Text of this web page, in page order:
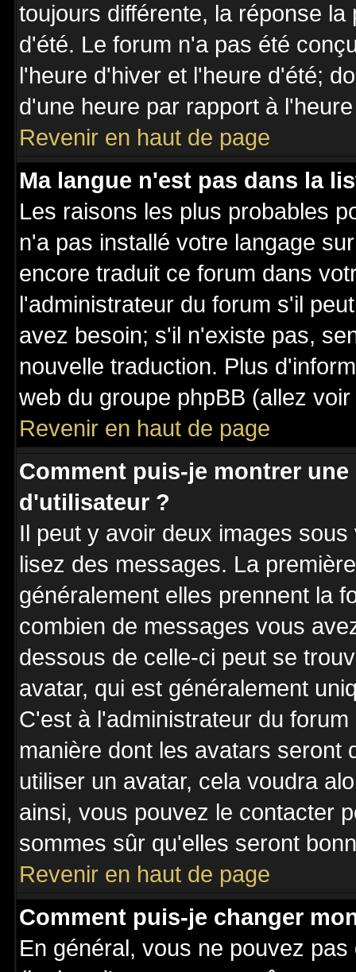
toujours différente, la réponse
d'été. Le forum n'a pas été
l'heure d'hiver et l'heure d'été;
d'une heure par rapport à
Revenir en haut de page
Ma langue n'est pas dans la
Les raisons les plus probables
n'a pas installé votre langage
encore traduit ce forum dans
l'administrateur du forum s'il
avez besoin; s'il n'existe pas,
nouvelle traduction. Plus
web du groupe phpBB (allez
Revenir en haut de page
Comment puis-je montrer
d'utilisateur ?
Il peut y avoir deux images
lisez des messages. La
généralement elles prennent la
combien de messages vous
dessous de celle-ci peut se
avatar, qui est généralement
C'est à l'administrateur du
manière dont les avatars seront
utiliser un avatar, cela voudra
ainsi, vous pouvez le contacter
sommes sûr qu'elles seront
Revenir en haut de page
Comment puis-je changer
En général, vous ne pouvez